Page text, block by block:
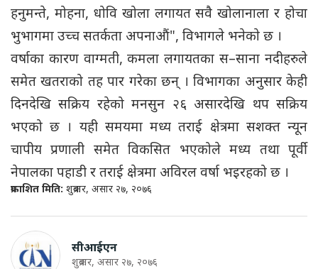
हनुमन्ते, मोहना, धोवि खोला लगायत सवै खोलानाला र होचा
भुभागमा उच्च सतर्कता अपनाऔं", विभागले भनेकाे छ ।
वर्षाका कारण वाग्मती, कमला लगायतका स–साना नदीहरुले
समेत खतराको तह पार गरेका छन् । विभागका अनुसार केही
दिनदेखि सक्रिय रहेको मनसुन २६ असारदेखि थप सक्रिय
भएको छ । यही समयमा मध्य तराई क्षेत्रमा सशक्त न्यून
चापीय प्रणाली समेत विकसित भएकोले मध्य तथा पूर्वी
नेपालका पहाडी र तराई क्षेत्रमा अविरल वर्षा भइरहको छ ।
प्रकाशित मिति: शुक्रबार, असार २७, २०७६
सीआईएन
शुक्रबार, असार २७, २०७६